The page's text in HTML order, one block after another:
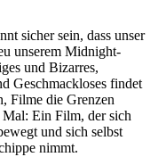
sicher sein, dass unser
unserem Midnight-
und Bizarres,
Geschmackloses findet
Filme die Grenzen
Mal: Ein Film, der sich
und sich selbst
nimmt.